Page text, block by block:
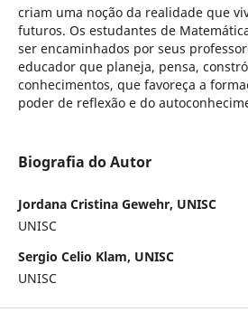
criam uma noção da realidade que
futuros. Os estudantes de
ser encaminhados por seus
educador que planeja, pensa,
conhecimentos, que favoreça a
poder de reflexão e do
Biografia do Autor
Jordana Cristina Gewehr, UNISC
UNISC
Sergio Celio Klam, UNISC
UNISC